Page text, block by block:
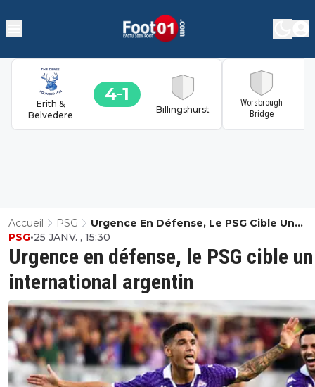
Erith &
Belvedere
4 1
Billingshurst
Worsbrough
Bridge
Accueil PSG
Urgence En Défense, Le PSG Cible Un
International Argentin
Urgence en défense, le PSG cible un
international argentin
PSG•25 JANV. , 15:30